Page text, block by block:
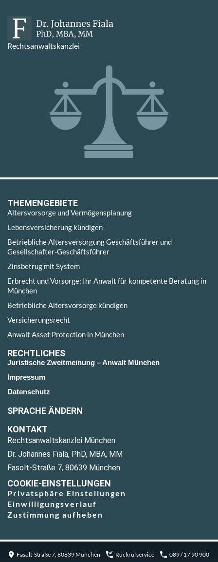
Rechtsanwaltskanzlei
THEMENGEBIETE
Altersvorsorge und Vermögensplanung
Lebensversicherung kündigen
Betriebliche Altersversorgung Geschäftsführer und
Gesellschafter-Geschäftsführer
Zinsbetrug mit System
Erbrecht und Vorsorge: Ihr Anwalt für kompetente Beratung in
München
Betriebliche Altersvorsorge kündigen
Versicherungsrecht
Anwalt Asset Protection in München
RECHTLICHES
Juristische Zweitmeinung – Anwalt München
Impressum
Datenschutz
SPRACHE ÄNDERN
KONTAKT
Rechtsanwaltskanzlei München
Dr. Johannes Fiala, PhD, MBA, MM
Fasolt-Straße 7, 80639 München
COOKIE-EINSTELLUNGEN
Privatsphäre Einstellungen
Einwilligungsverlauf
Zustimmung aufheben
Fasolt-Straße 7, 80639 München Rückrufservice 089 / 17 90 900